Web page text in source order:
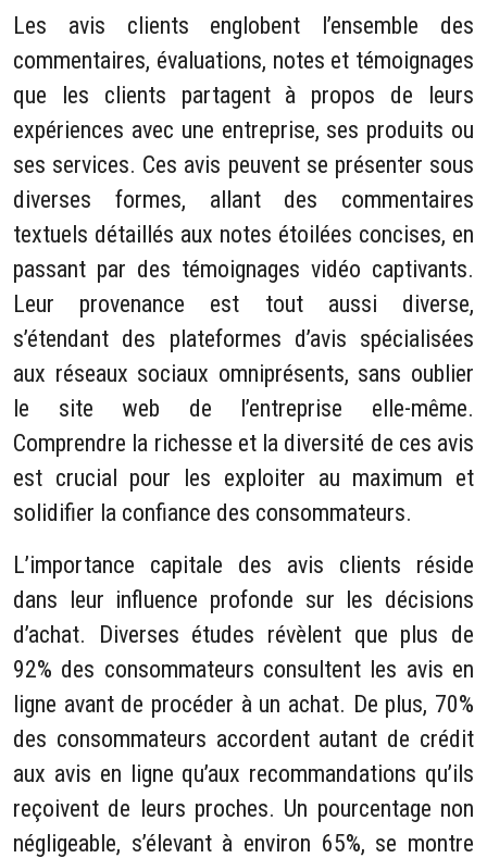
Les avis clients englobent l’ensemble des
commentaires, évaluations, notes et témoignages
que les clients partagent à propos de leurs
expériences avec une entreprise, ses produits ou
ses services. Ces avis peuvent se présenter sous
diverses formes, allant des commentaires
textuels détaillés aux notes étoilées concises, en
passant par des témoignages vidéo captivants.
Leur provenance est tout aussi diverse,
s’étendant des plateformes d’avis spécialisées
aux réseaux sociaux omniprésents, sans oublier
le site web de l’entreprise elle-même.
Comprendre la richesse et la diversité de ces avis
est crucial pour les exploiter au maximum et
solidifier la confiance des consommateurs.
L’importance capitale des avis clients réside
dans leur influence profonde sur les décisions
d’achat. Diverses études révèlent que plus de
92% des consommateurs consultent les avis en
ligne avant de procéder à un achat. De plus, 70%
des consommateurs accordent autant de crédit
aux avis en ligne qu’aux recommandations qu’ils
reçoivent de leurs proches. Un pourcentage non
négligeable, s’élevant à environ 65%, se montre